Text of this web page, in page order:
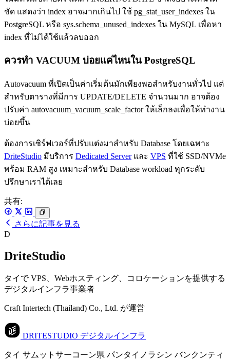
ชัด แสดงว่า index อาจมากเกินไป ใช้ pg_stat_user_indexes ใน
PostgreSQL หรือ sys.schema_unused_indexes ใน MySQL เพื่อหา
index ที่ไม่ได้ใช้แล้วลบออก
ควรทำ VACUUM บ่อยแค่ไหนใน PostgreSQL
Autovacuum ที่เปิดเป็นค่าเริ่มต้นมักเพียงพอสำหรับงานทั่วไป แต่
สำหรับตารางที่มีการ UPDATE/DELETE จำนวนมาก อาจต้อง
ปรับค่า autovacuum_vacuum_scale_factor ให้เล็กลงเพื่อให้ทำงาน
บ่อยขึ้น
ต้องการเซิร์ฟเวอร์ที่ปรับแต่งมาสำหรับ Database โดยเฉพาะ
DriteStudio มีบริการ Dedicated Serverและ VPS ที่ใช้ SSD/NVMe
พร้อม RAM สูง เหมาะสำหรับ Database workload ทุกระดับ
ปรึกษาเราได้เลย
共有:
さらに記事を見る
D
DriteStudio
タイで VPS、Webホスティング、コロケーションを提供する
デジタルインフラ事業者
Craft Intertech (Thailand) Co., Ltd. が運営
DRITESTUDIO デジタルインフラ
タイ サムットサーコーン県 パンタイノラシン バンクンティ